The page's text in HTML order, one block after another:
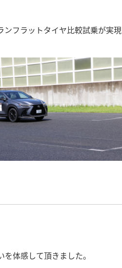
フラットタイヤ比較試乗が実現
体感して頂きました。